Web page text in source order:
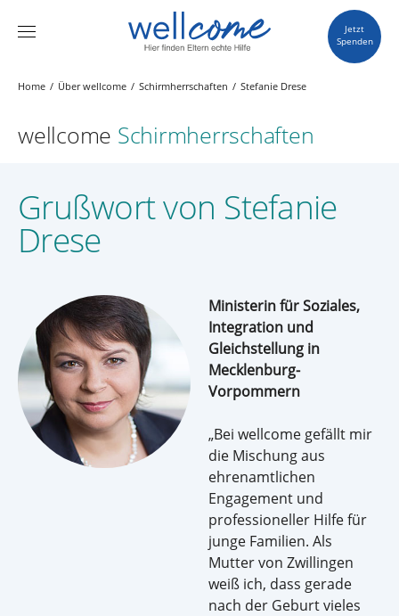
Jetzt
Spenden
Home Über wellcome Schirmherrschaften Stefanie Drese
wellcome Schirmherrschaften
Grußwort von Stefanie
Drese
Ministerin für Soziales,
Integration und
Gleichstellung in
Mecklenburg-
Vorpommern
„Bei wellcome gefällt mir
die Mischung aus
ehrenamtlichen
Engagement und
professioneller Hilfe für
junge Familien. Als
Mutter von Zwillingen
weiß ich, dass gerade
nach der Geburt vieles